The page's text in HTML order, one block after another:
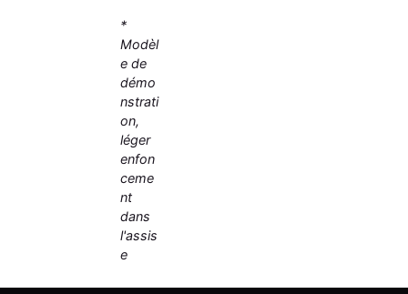
*
Modèl
e de
démo
nstrati
on,
léger
enfon
ceme
nt
dans
l'assis
e